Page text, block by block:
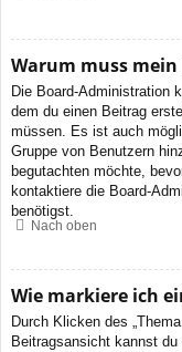
Warum muss
Die Board-Administration
dem du einen Beitrag
müssen. Es ist auch
Gruppe von Benutzern
begutachten möchte,
kontaktiere die Board-
benötigst.
Nach oben
Wie markiere ich
Durch Klicken des
Beitragsansicht kannst